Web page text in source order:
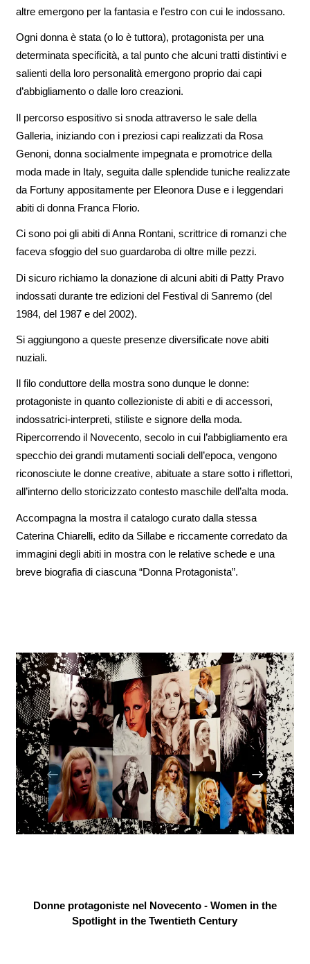
altre emergono per la fantasia e l’estro con cui le indossano.
Ogni donna è stata (o lo è tuttora), protagonista per una
determinata specificità, a tal punto che alcuni tratti distintivi e
salienti della loro personalità emergono proprio dai capi
d’abbigliamento o dalle loro creazioni.
Il percorso espositivo si snoda attraverso le sale della
Galleria, iniziando con i preziosi capi realizzati da Rosa
Genoni, donna socialmente impegnata e promotrice della
moda made in Italy, seguita dalle splendide tuniche realizzate
da Fortuny appositamente per Eleonora Duse e i leggendari
abiti di donna Franca Florio.
Ci sono poi gli abiti di Anna Rontani, scrittrice di romanzi che
faceva sfoggio del suo guardaroba di oltre mille pezzi.
Di sicuro richiamo la donazione di alcuni abiti di Patty Pravo
indossati durante tre edizioni del Festival di Sanremo (del
1984, del 1987 e del 2002).
Si aggiungono a queste presenze diversificate nove abiti
nuziali.
Il filo conduttore della mostra sono dunque le donne:
protagoniste in quanto collezioniste di abiti e di accessori,
indossatrici-interpreti, stiliste e signore della moda.
Ripercorrendo il Novecento, secolo in cui l’abbigliamento era
specchio dei grandi mutamenti sociali dell’epoca, vengono
riconosciute le donne creative, abituate a stare sotto i riflettori,
all’interno dello storicizzato contesto maschile dell’alta moda.
Accompagna la mostra il catalogo curato dalla stessa
Caterina Chiarelli, edito da Sillabe e riccamente corredato da
immagini degli abiti in mostra con le relative schede e una
breve biografia di ciascuna “Donna Protagonista”.
Donne protagoniste nel Novecento - Women in the
Spotlight in the Twentieth Century